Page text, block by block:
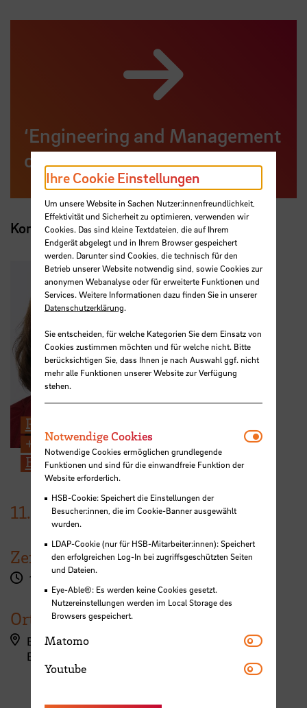
‘Engineering and Management
of Space Systems’ (EMSS)
Kontakt
Prof. Dr.-Ing. Jasminka Matevska
+49 421 5905 5425
E-Mail
11. November2025
Zeit
17:00 - 18:00 Uhr
Ort
Bremen
Erdgeschoss
Ihre Cookie Einstellungen
Um unsere Website in Sachen Nutzer:innenfreundlichkeit,
Effektivität und Sicherheit zu optimieren, verwenden wir
Cookies. Das sind kleine Textdateien, die auf Ihrem
Endgerät abgelegt und in Ihrem Browser gespeichert
werden. Darunter sind Cookies, die technisch für den
Betrieb unserer Website notwendig sind, sowie Cookies zur
anonymen Webanalyse oder für erweiterte Funktionen und
Services. Weitere Informationen dazu finden Sie in unserer
Datenschutzerklärung.
Sie entscheiden, für welche Kategorien Sie dem Einsatz von
Cookies zustimmen möchten und für welche nicht. Bitte
berücksichtigen Sie, dass Ihnen je nach Auswahl ggf. nicht
mehr alle Funktionen unserer Website zur Verfügung
stehen.
Notwendige Cookies
Notwendige Cookies ermöglichen grundlegende
Funktionen und sind für die einwandfreie Funktion der
Website erforderlich.
HSB-Cookie: Speichert die Einstellungen der
Besucher:innen, die im Cookie-Banner ausgewählt
wurden.
LDAP-Cookie (nur für HSB-Mitarbeiter:innen): Speichert
den erfolgreichen Log-In bei zugriffsgeschützten Seiten
und Dateien.
Eye-Able®: Es werden keine Cookies gesetzt.
Nutzereinstellungen werden im Local Storage des
Browsers gespeichert.
Matomo Matomo
Youtube Youtube